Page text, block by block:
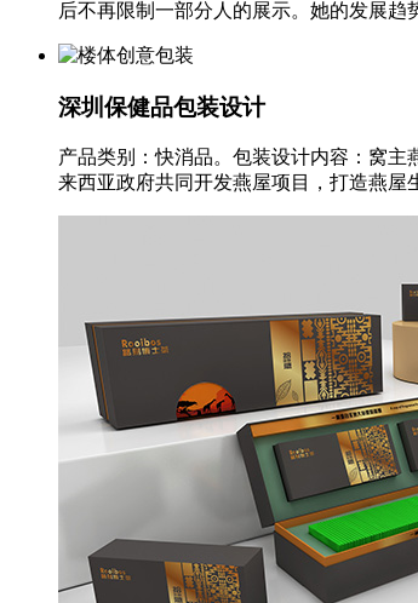
后不再限制一部分人的展示。她的发展
深圳保健品包装设计
产品类别：快消品。包装设计内容：窝主
来西亚政府共同开发燕屋项目，打造燕屋